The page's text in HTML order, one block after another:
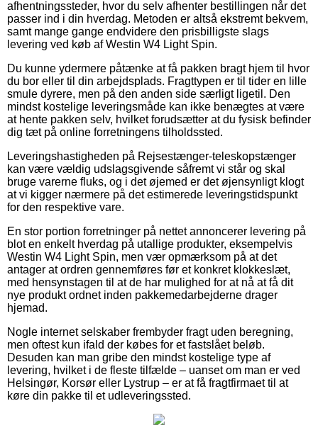
afhentningssteder, hvor du selv afhenter bestillingen når det
passer ind i din hverdag. Metoden er altså ekstremt bekvem,
samt mange gange endvidere den prisbilligste slags
levering ved køb af Westin W4 Light Spin.
Du kunne ydermere påtænke at få pakken bragt hjem til hvor
du bor eller til din arbejdsplads. Fragttypen er til tider en lille
smule dyrere, men på den anden side særligt ligetil. Den
mindst kostelige leveringsmåde kan ikke benægtes at være
at hente pakken selv, hvilket forudsætter at du fysisk befinder
dig tæt på online forretningens tilholdssted.
Leveringshastigheden på Rejsestænger-teleskopstænger
kan være vældig udslagsgivende såfremt vi står og skal
bruge varerne fluks, og i det øjemed er det øjensynligt klogt
at vi kigger nærmere på det estimerede leveringstidspunkt
for den respektive vare.
En stor portion forretninger på nettet annoncerer levering på
blot en enkelt hverdag på utallige produkter, eksempelvis
Westin W4 Light Spin, men vær opmærksom på at det
antager at ordren gennemføres før et konkret klokkeslæt,
med hensynstagen til at de har mulighed for at nå at få dit
nye produkt ordnet inden pakkemedarbejderne drager
hjemad.
Nogle internet selskaber frembyder fragt uden beregning,
men oftest kun ifald der købes for et fastslået beløb.
Desuden kan man gribe den mindst kostelige type af
levering, hvilket i de fleste tilfælde – uanset om man er ved
Helsingør, Korsør eller Lystrup – er at få fragtfirmaet til at
køre din pakke til et udleveringssted.